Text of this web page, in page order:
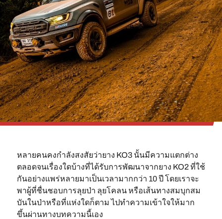
หลายคนคงกำลังสงสัยว่ายาง KO3 นั้นมีความแตกต่าง
ตลอดจนเรื่องใดบ้างที่ได้รับการพัฒนาจากยาง KO2 ที่ใช้
กันอย่างแพร่หลายมาเป็นเวลามากกว่า 10 ปี โดยเราจะ
พาผู้ที่ชื่นชอบการลุยป่า ลุยโคลน หรือเส้นทางสมบุกสม
บันในป่าหรือที่แห่งใดก็ตาม ไปทำความเข้าใจให้มาก
ขึ้นผ่านทางบทความนี้เอง